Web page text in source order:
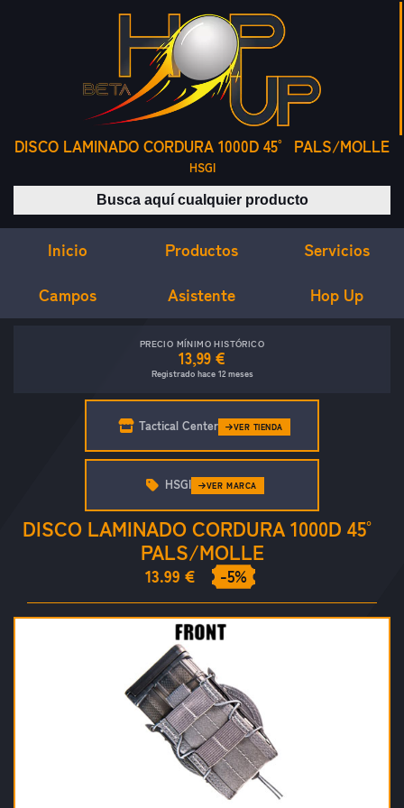
DISCO LAMINADO CORDURA 1000D 45° PALS/MOLLE
HSGI
Buscar productos
Inicio Productos Servicios
Campos Asistente Hop Up
PRECIO MÍNIMO HISTÓRICO
13,99 €
Registrado hace 12 meses
Tactical Center VER TIENDA
DISCO LAMINADO CORDURA 1000D 45°
PALS/MOLLE
13.99 € -5%
HSGI VER MARCA